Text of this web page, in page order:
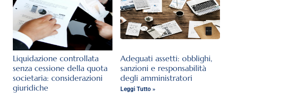
Liquidazione controllata
senza cessione della quota
societaria: considerazioni
giuridiche
Adeguati assetti: obblighi,
sanzioni e responsabilità
degli amministratori
Leggi Tutto »